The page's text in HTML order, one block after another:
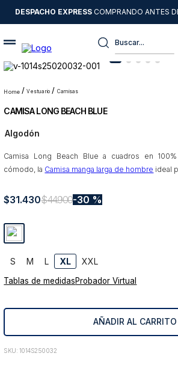
DESPACHO EXPRESSCOMPRANDO ANTES
Buscar...
vestuario camisas
CAMISA LONG BEACH BLUE
Algodón
Camisa Long Beach Blue a cuadros en
cómodo, la Camisa manga larga de hombre ideal
$31.430$44.900 30 %
S M L XL XXL
Tablas de medidasProbador Virtual
AÑADIR AL CARRITO
: 1014S250032
1.
sweater
2.
chaquetas
3.
pantalon
4.
camisas
6.
jeans
8.
9
poleron
10. abrigo